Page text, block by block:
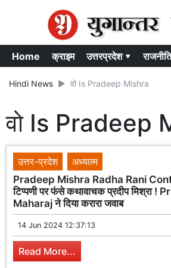
Home क्राइम उत्तरप्रदेश ▾ राजनीति
Hindi News वो Is Pradeep Mishra
वो Is Pradeep
उत्तर-प्रदेश
अध्यात्म
Pradeep Mishra Radha Rani
टिप्पणी पर फंसे कथावाचक प्रदीप मिश्रा !
Maharaj ने दिया करारा जवाब
14 Jun 2024 12:37:13
Read More...